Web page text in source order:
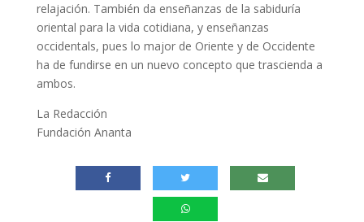
relajación. También da enseñanzas de la sabiduría
oriental para la vida cotidiana, y enseñanzas
occidentals, pues lo major de Oriente y de Occidente
ha de fundirse en un nuevo concepto que trascienda a
ambos.
La Redacción
Fundación Ananta